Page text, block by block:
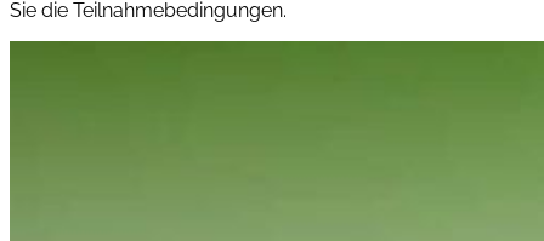
Sie die Teilnahmebedingungen.